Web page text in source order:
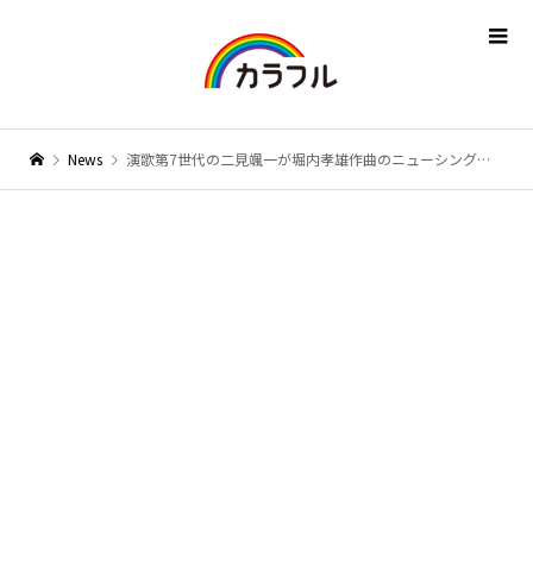
News 演歌第7世代の二見颯一が堀内孝雄作曲のニューシングル「泣けばいい」をリリース！